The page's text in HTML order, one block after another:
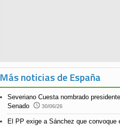
Más noticias de España
Severiano Cuesta nombrado
Senado
30/06/26
El PP exige a Sánchez que